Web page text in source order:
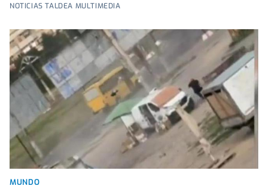
NOTICIAS TALDEA MULTIMEDIA
MUNDO